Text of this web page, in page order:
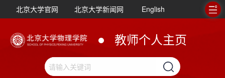
北京大学官网 北京大学新闻网 English
教师个人主页